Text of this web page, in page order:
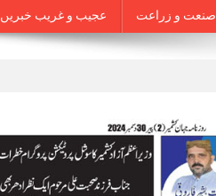
عجیب و غریب خبریں صنعت و زراعت